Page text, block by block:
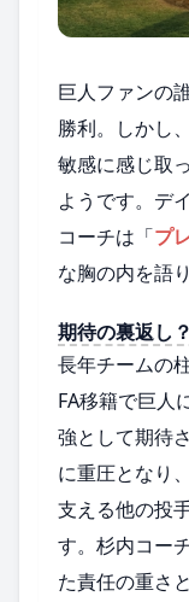
巨人ファンの
勝利。しかし
敏感に感じ取
ようです。デ
コーチは「プ
な胸の内を語
期待の裏返し
長年チームの
FA移籍で巨人
強として期待
に重圧となり
支える他の投
す。杉内コー
た責任の重さ